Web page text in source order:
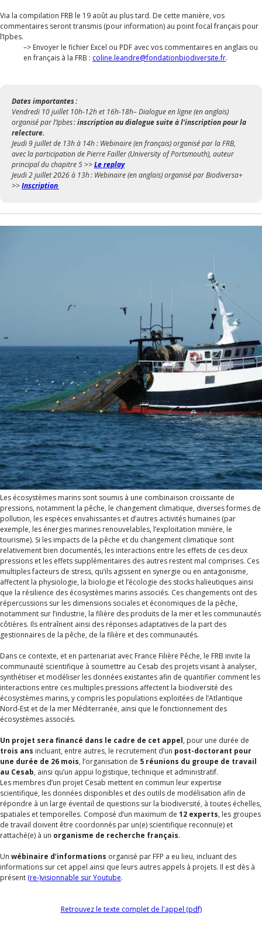
Via la compilation FRB le 19 août au plus tard. De cette manière, vos
commentaires seront transmis (pour information) au point focal français pour
l’Ipbes.
–> Envoyer le fichier Excel ou PDF avec vos commentaires en anglais ou
en français à la FRB : coline.leandre@fondationbiodiversite.fr.
Dates importantes :
Vendredi 10 juillet 10h-12h et 16h-18h– Dialogue en ligne (en anglais)
organisé par l’Ipbes :inscription au dialogue suite à l’inscription pour la
relecture.
Jeudi 9 juillet de 13h à 14h : Webinaire (en français) organisé par la FRB,
avec la participation de Pierre Failler (University of Portsmouth), auteur
principal du chapitre 5 >>Le replay
Jeudi 2 juillet 2026 à 13h : Webinaire (en anglais) organisé par Biodiversa+
>>Inscription
Les écosystèmes marins sont soumis à une combinaison croissante de
pressions, notamment la pêche, le changement climatique, diverses formes de
pollution, les espèces envahissantes et d’autres activités humaines (par
exemple, les énergies marines renouvelables, l’exploitation minière, le
tourisme). Si les impacts de la pêche et du changement climatique sont
relativement bien documentés, les interactions entre les effets de ces deux
pressions et les effets supplémentaires des autres restent mal comprises. Ces
multiples facteurs de stress, qu’ils agissent en synergie ou en antagonisme,
affectent la physiologie, la biologie et l’écologie des stocks halieutiques ainsi
que la résilience des écosystèmes marins associés. Ces changements ont des
répercussions sur les dimensions sociales et économiques de la pêche,
notamment sur l’industrie, la filière des produits de la mer et les communautés
côtières. Ils entraînent ainsi des réponses adaptatives de la part des
gestionnaires de la pêche, de la filière et des communautés.
Dans ce contexte, et en partenariat avec France Filière Pêche, le FRB invite la
communauté scientifique à soumettre au Cesab des projets visant à analyser,
synthétiser et modéliser les données existantes afin de quantifier comment les
interactions entre ces multiples pressions affectent la biodiversité des
écosystèmes marins, y compris les populations exploitées de l’Atlantique
Nord-Est et de la mer Méditerranée, ainsi que le fonctionnement des
écosystèmes associés.
Un projet sera financé dans le cadre de cet appel, pour une durée de
trois ans incluant, entre autres, le recrutement d’un post-doctorant pour
une durée de 26 mois, l’organisation de 5 réunions du groupe de travail
au Cesab, ainsi qu’un appui logistique, technique et administratif.
Les membres d’un projet Cesab mettent en commun leur expertise
scientifique, les données disponibles et des outils de modélisation afin de
répondre à un large éventail de questions sur la biodiversité, à toutes échelles,
spatiales et temporelles. Composé d’un maximum de 12 experts, les groupes
de travail doivent être coordonnés par un(e) scientifique reconnu(e) et
rattaché(e) à un organisme de recherche français.
Un wébinaire d’informations organisé par FFP a eu lieu, incluant des
informations sur cet appel ainsi que leurs autres appels à projets. Il est dès à
présent (re-)visionnable sur Youtube.
Retrouvez le texte complet de l'appel (pdf)